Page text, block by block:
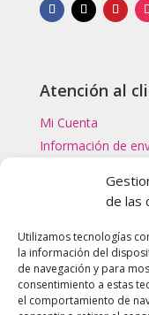
de las
Utilizamos tecnologías
la información del
de navegación y para
consentimiento a estas
el comportamiento de
Atención al
Mi Cuenta
Información de
Categorías
Masajeadores